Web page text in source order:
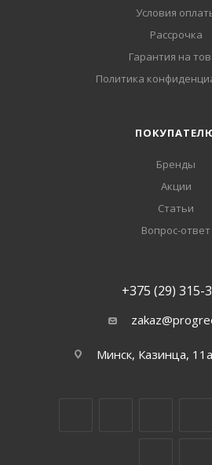
Условия
Рассрочка
Гарантия на
Политика
Бренды
Акции
Статьи
Вопрос-ответ
+375 (29) 315-
Минск, Казинца,